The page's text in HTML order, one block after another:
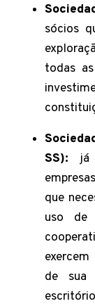
sócios
todas
SS): já
que
uso de
de sua